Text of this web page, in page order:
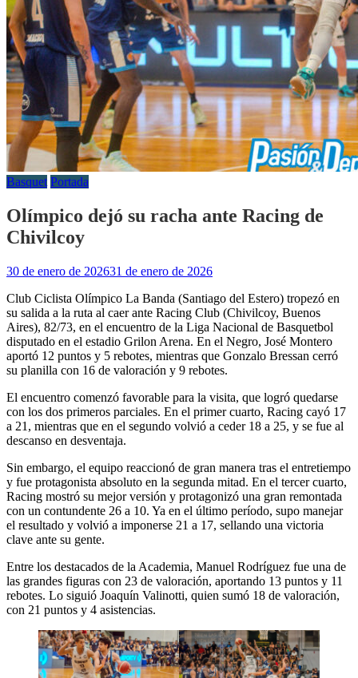
Basquet Portada
Olímpico dejó su racha ante Racing de
Chivilcoy
30 de enero de 202631 de enero de 2026
Club Ciclista Olímpico La Banda (Santiago del Estero) tropezó en
su salida a la ruta al caer ante Racing Club (Chivilcoy, Buenos
Aires), 82/73, en el encuentro de la Liga Nacional de Basquetbol
disputado en el estadio Grilon Arena. En el Negro, José Montero
aportó 12 puntos y 5 rebotes, mientras que Gonzalo Bressan cerró
su planilla con 16 de valoración y 9 rebotes.
El encuentro comenzó favorable para la visita, que logró quedarse
con los dos primeros parciales. En el primer cuarto, Racing cayó 17
a 21, mientras que en el segundo volvió a ceder 18 a 25, y se fue al
descanso en desventaja.
Sin embargo, el equipo reaccionó de gran manera tras el entretiempo
y fue protagonista absoluto en la segunda mitad. En el tercer cuarto,
Racing mostró su mejor versión y protagonizó una gran remontada
con un contundente 26 a 10. Ya en el último período, supo manejar
el resultado y volvió a imponerse 21 a 17, sellando una victoria
clave ante su gente.
Entre los destacados de la Academia, Manuel Rodríguez fue una de
las grandes figuras con 23 de valoración, aportando 13 puntos y 11
rebotes. Lo siguió Joaquín Valinotti, quien sumó 18 de valoración,
con 21 puntos y 4 asistencias.